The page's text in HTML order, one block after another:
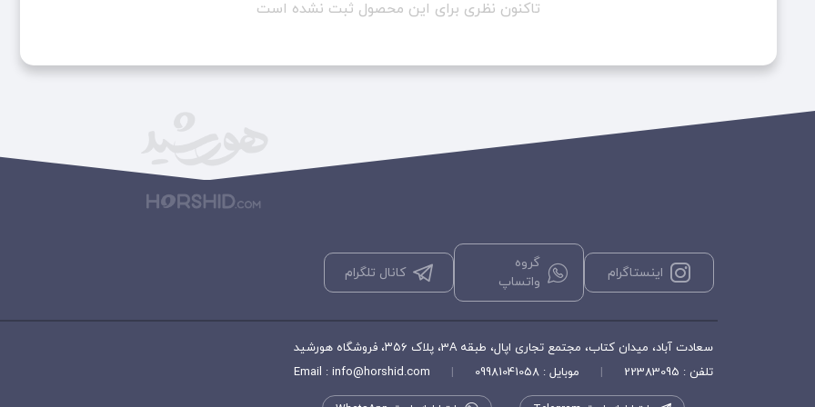
تاکنون نظری برای این محصول ثبت نشده است
اینستاگرام
گروه
واتساپ
کانال تلگرام
سعادت آباد، میدان کتاب، مجتمع تجاری اپال، طبقه 3A، پلاک ۳۵۶، فروشگاه هورشید
تلفن : 22383095
موبایل : 09981041058 Email : info@horshid.com